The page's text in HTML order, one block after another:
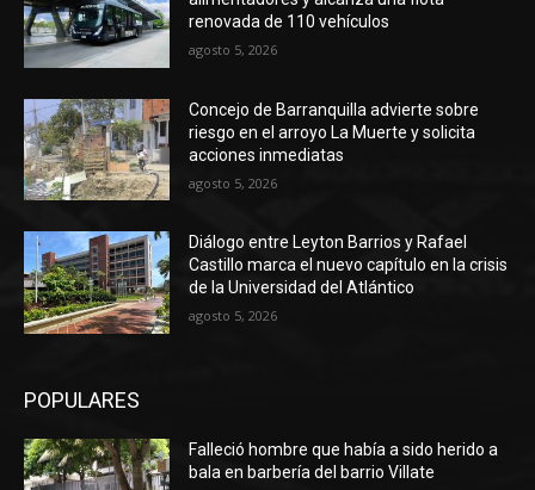
renovada de 110 vehículos
agosto 5, 2026
Concejo de Barranquilla advierte sobre
riesgo en el arroyo La Muerte y solicita
acciones inmediatas
agosto 5, 2026
Diálogo entre Leyton Barrios y Rafael
Castillo marca el nuevo capítulo en la crisis
de la Universidad del Atlántico
agosto 5, 2026
POPULARES
Falleció hombre que había a sido herido a
bala en barbería del barrio Villate